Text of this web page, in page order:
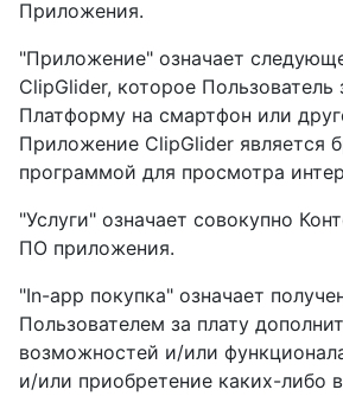
Приложения.
"Приложение" означает
ClipGlider, которое Пользователь
Платформу на смартфон или
Приложение ClipGlider является
программой для просмотра
"Услуги" означает совокупно
ПО приложения.
"In-app покупка" означает
Пользователем за плату
возможностей и/или
и/или приобретение каких-либо